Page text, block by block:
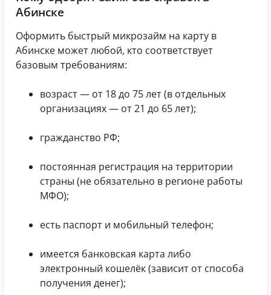
Абинске
Оформить быстрый микрозайм на карту в
Абинске может любой, кто соответствует
базовым требованиям:
возраст — от 18 до 75 лет (в отдельных
организациях — от 21 до 65 лет);
гражданство РФ;
постоянная регистрация на территории
страны (не обязательно в регионе работы
МФО);
есть паспорт и мобильный телефон;
имеется банковская карта либо
электронный кошелёк (зависит от способа
получения денег);